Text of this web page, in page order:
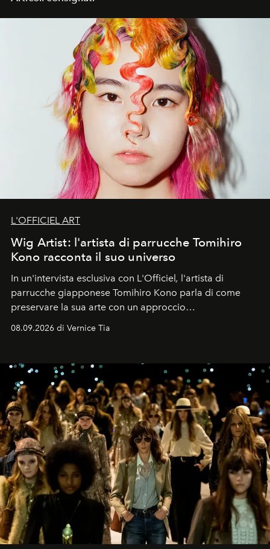
L'OFFICIEL ART
Wig Artist: l'artista di parrucche Tomihiro
Kono racconta il suo universo
In un'intervista esclusiva con L'Officiel, l'artista di
parrucche giapponese Tomihiro Kono parla di come
preservare la sua arte con un approccio
08.09.2026 di Vernice Tia